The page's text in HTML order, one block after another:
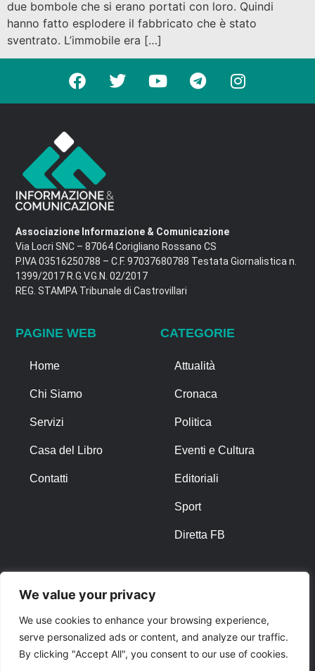
We value your privacy
We use cookies to enhance your browsing experience,
serve personalized ads or content, and analyze our traffic.
By clicking "Accept All", you consent to our use of cookies.
due bombole che si erano portati con loro. Quindi
hanno fatto esplodere il fabbricato che è stato
sventrato. L’immobile era […]
Associazione Informazione & Comunicazione
Via Locri SNC – 87064 Corigliano Rossano CS
P.IVA 03516250788 – C.F. 97037680788 Testata Giornalistica n.
1399/2017 R.G.V.G.N. 02/2017
REG. STAMPA Tribunale di Castrovillari
PAGINE WEB
Home
Chi Siamo
Servizi
Casa del Libro
Contatti
CATEGORIE
Attualità
Cronaca
Politica
Eventi e Cultura
Editoriali
Sport
Diretta FB
Privacy Policy